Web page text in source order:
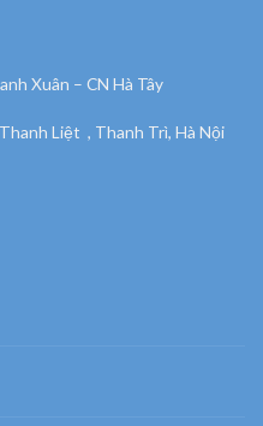
Xuân – CN Hà Tây
Liệt , Thanh Trì, Hà Nội